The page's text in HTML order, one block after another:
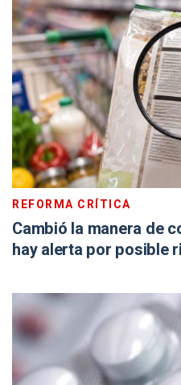
REFORMA CRÍTICA
Cambió la manera de
hay alerta por posible